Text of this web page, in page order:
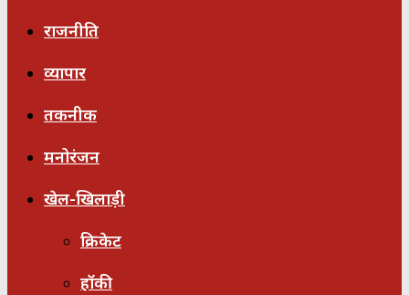
राजनीति
व्यापार
तकनीक
मनोरंजन
खेल-खिलाड़ी
क्रिकेट
हॉकी